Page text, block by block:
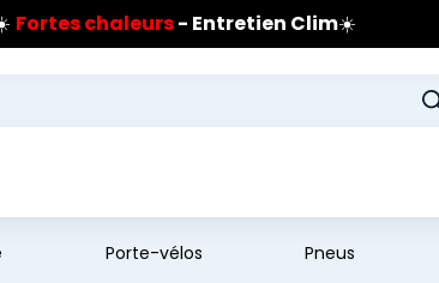
Fortes chaleurs- Entretien Clim☀️
Prix coûtant pneus Bridgestone
🔥Extincteur :réflexe sécurité🔥
sur les pneus Bridgestone
Porte-vélos Pneus